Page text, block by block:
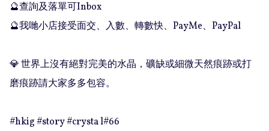
🔮查詢及落單可Inbox
🔮我哋小店接受面交、入數、轉數快、PayMe、PayPal
💎 世界上沒有絕對完美的水晶，礦缺或細微天然痕跡或打
磨痕跡請大家多多包容。
#hkig #story #crysta l#66